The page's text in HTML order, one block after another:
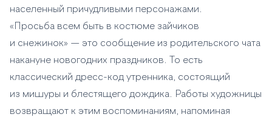
населенный причудливыми персонажами.
«Просьба всем быть в костюме зайчиков
и снежинок» — это сообщение из родительского чата
накануне новогодних праздников. То есть
классический дресс-код утренника, состоящий
из мишуры и блестящего дождика. Работы художницы
возвращают к этим воспоминаниям, напоминая